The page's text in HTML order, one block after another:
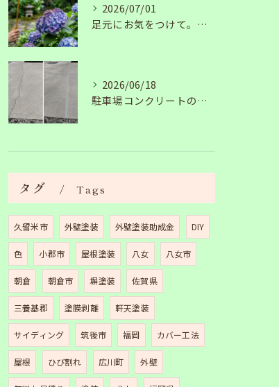
2026/07/01
足元にお気をつけて。梅雨の季節を安全・快適に乗り切るコツ
2026/06/18
駐車場コンクリートのひび割れは放置NG？原因と補修工事の施工事例を紹介
タグ Tags
久留米市 外壁塗装 外壁塗装助成金 DIY
色 小郡市 屋根塗装 八女 八女市
朝倉 朝倉市 塀塗装 佐賀県
三養基郡 塗膜剥離 軒天塗装
サイディング 筑後市 福岡 カバー工法
屋根 ひび割れ 広川町 外壁